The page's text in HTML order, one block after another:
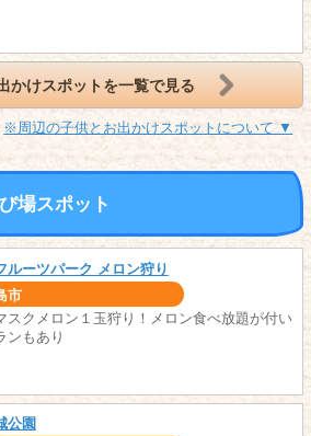
かけスポットを一覧で見る
※周辺の子供とお出かけスポットについて ▼
場スポット
ルーツパーク メロン狩り
市
スクメロン１玉狩り！メロン食べ放題が付い
ンもあり
公園